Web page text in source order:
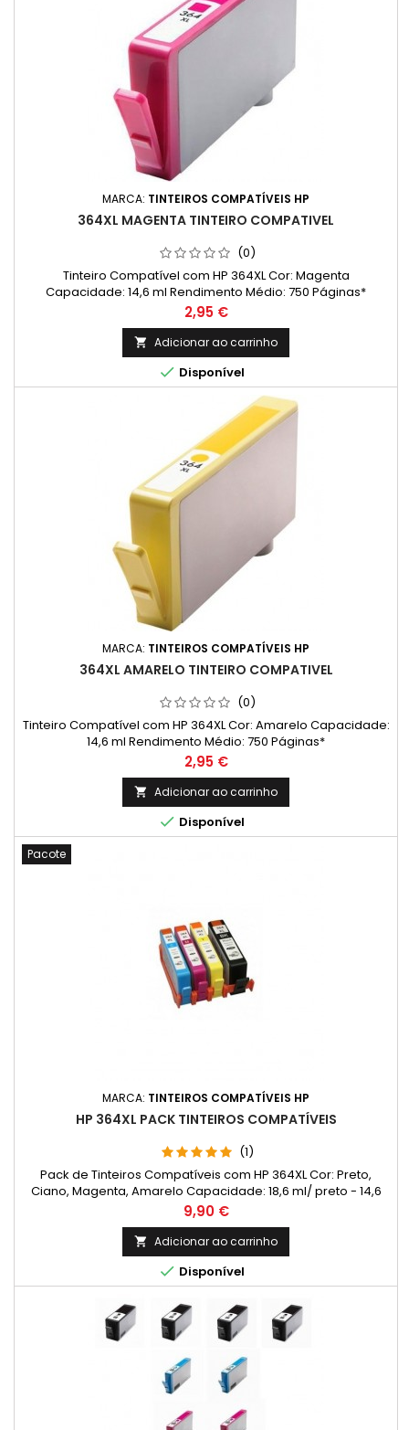
MARCA: TINTEIROS COMPATÍVEIS HP
364XL MAGENTA TINTEIRO COMPATIVEL
(0)
Tinteiro Compatível com HP 364XL Cor: Magenta
Capacidade: 14,6 ml Rendimento Médio: 750 Páginas*
Preço
2,95 €
 Adicionar ao carrinho
 Disponível
MARCA: TINTEIROS COMPATÍVEIS HP
364XL AMARELO TINTEIRO COMPATIVEL
(0)
Tinteiro Compatível com HP 364XL Cor: Amarelo Capacidade:
14,6 ml Rendimento Médio: 750 Páginas*
Preço
2,95 €
 Adicionar ao carrinho
 Disponível
Pacote
MARCA: TINTEIROS COMPATÍVEIS HP
HP 364XL PACK TINTEIROS COMPATÍVEIS
(1)
Pack de Tinteiros Compatíveis com HP 364XL Cor: Preto,
Ciano, Magenta, Amarelo Capacidade: 18,6 ml/ preto - 14,6
ml/ cada cor Rendimento Médio: 550 Páginas* / preto - 750
Páginas*/ cada cor
Preço
9,90 €
 Adicionar ao carrinho
 Disponível